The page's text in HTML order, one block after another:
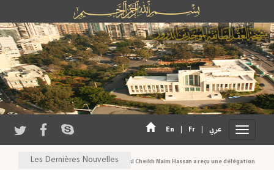
En Fr عربي
Les Dernières Nouvelles
Son Eminence Cheikh Akl Cheikh Naim Hassan a reçu une délégation du